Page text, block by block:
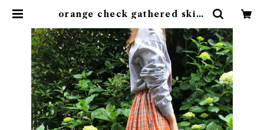
orange check gathered skirt